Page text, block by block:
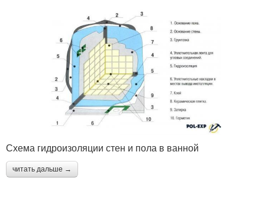
Схема гидроизоляции стен и пола в ванной
читать дальше →